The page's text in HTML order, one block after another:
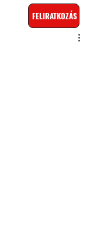
FELIRATKOZÁS